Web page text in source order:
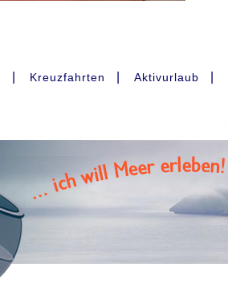
Kreuzfahrten Aktivurlaub